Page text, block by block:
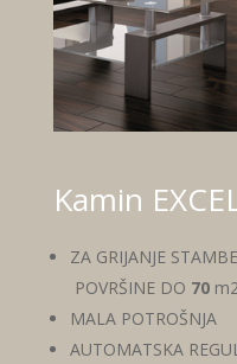
Kamin
ZA GRIJANJE
POVRŠINE DO 70m2
MALA POTROŠNJA
AUTOMATSKA